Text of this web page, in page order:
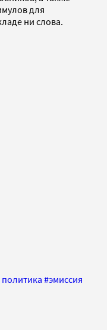
для
ни слова.
#эмиссия